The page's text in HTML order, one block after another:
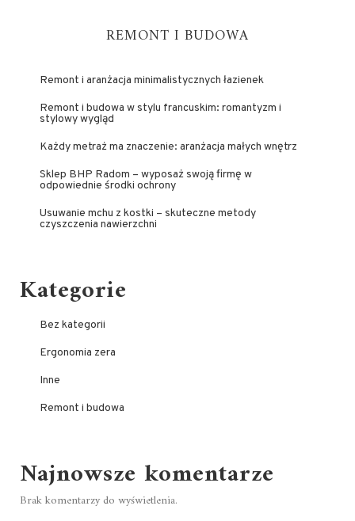
REMONT I BUDOWA
Remont i aranżacja minimalistycznych łazienek
Remont i budowa w stylu francuskim: romantyzm i
stylowy wygląd
Każdy metraż ma znaczenie: aranżacja małych wnętrz
Sklep BHP Radom – wyposaż swoją firmę w
odpowiednie środki ochrony
Usuwanie mchu z kostki – skuteczne metody
czyszczenia nawierzchni
Kategorie
Bez kategorii
Ergonomia zera
Inne
Remont i budowa
Najnowsze komentarze
Brak komentarzy do wyświetlenia.